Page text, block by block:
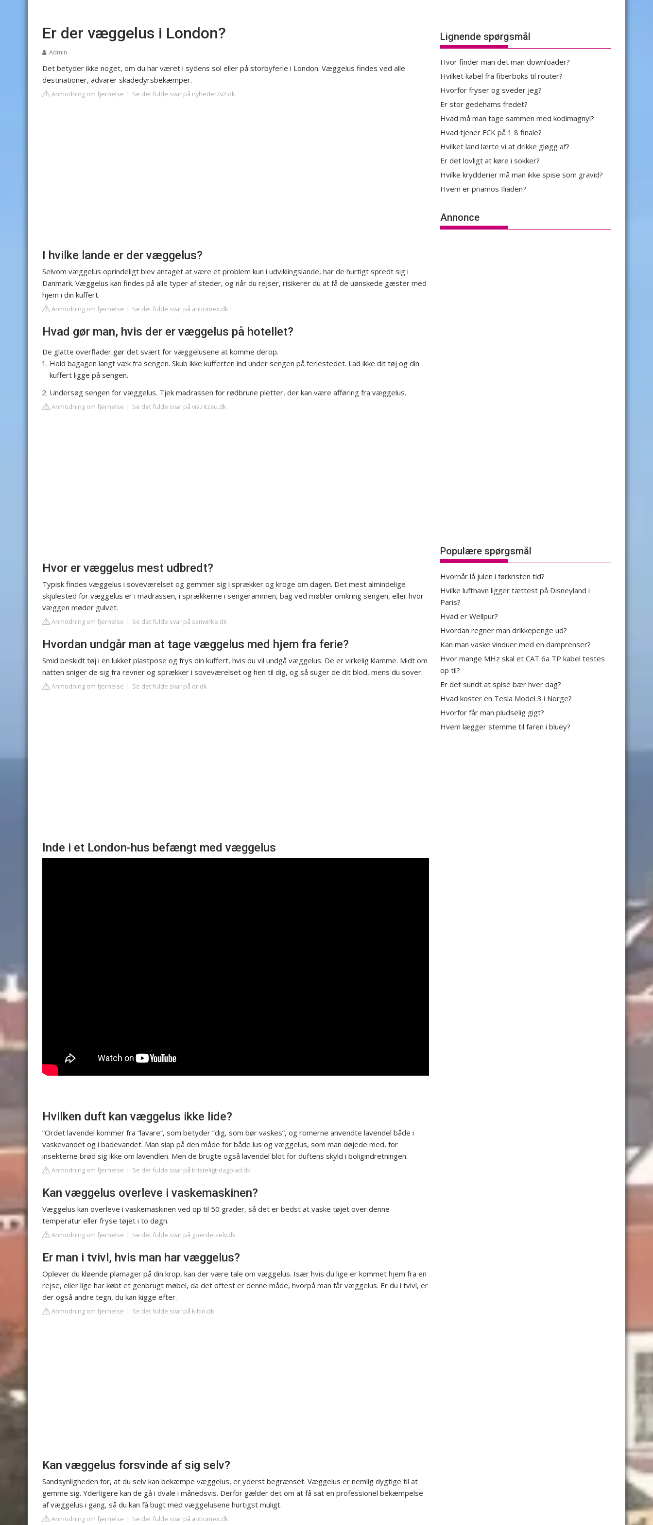
Er der væggelus i London?
Admin
Det betyder ikke noget, om du har været i sydens sol eller på storbyferie i London. Væggelus findes ved alle
destinationer, advarer skadedyrsbekæmper.
Anmodning om fjernelse Se det fulde svar på nyheder.tv2.dk
I hvilke lande er der væggelus?
Selvom væggelus oprindeligt blev antaget at være et problem kun i udviklingslande, har de hurtigt spredt sig i
Danmark. Væggelus kan findes på alle typer af steder, og når du rejser, risikerer du at få de uønskede gæster med
hjem i din kuffert.
Anmodning om fjernelse Se det fulde svar på anticimex.dk
Hvad gør man, hvis der er væggelus på hotellet?
De glatte overflader gør det svært for væggelusene at komme derop.
Hold bagagen langt væk fra sengen. Skub ikke kufferten ind under sengen på feriestedet. Lad ikke dit tøj og din
kuffert ligge på sengen.
Undersøg sengen for væggelus. Tjek madrassen for rødbrune pletter, der kan være afføring fra væggelus.
Anmodning om fjernelse Se det fulde svar på via.ritzau.dk
Hvor er væggelus mest udbredt?
Typisk findes væggelus i soveværelset og gemmer sig i sprækker og kroge om dagen. Det mest almindelige
skjulested for væggelus er i madrassen, i sprækkerne i sengerammen, bag ved møbler omkring sengen, eller hvor
væggen møder gulvet.
Anmodning om fjernelse Se det fulde svar på samvirke.dk
Hvordan undgår man at tage væggelus med hjem fra ferie?
Smid beskidt tøj i en lukket plastpose og frys din kuffert, hvis du vil undgå væggelus. De er virkelig klamme. Midt om
natten sniger de sig fra revner og sprækker i soveværelset og hen til dig, og så suger de dit blod, mens du sover.
Anmodning om fjernelse Se det fulde svar på dr.dk
Inde i et London-hus befængt med væggelus
Hvilken duft kan væggelus ikke lide?
”Ordet lavendel kommer fra ”lavare”, som betyder ”dig, som bør vaskes”, og romerne anvendte lavendel både i
vaskevandet og i badevandet. Man slap på den måde for både lus og væggelus, som man døjede med, for
insekterne brød sig ikke om lavendlen. Men de brugte også lavendel blot for duftens skyld i boligindretningen.
Anmodning om fjernelse Se det fulde svar på kristeligt-dagblad.dk
Kan væggelus overleve i vaskemaskinen?
Væggelus kan overleve i vaskemaskinen ved op til 50 grader, så det er bedst at vaske tøjet over denne
temperatur eller fryse tøjet i to døgn.
Anmodning om fjernelse Se det fulde svar på goerdetselv.dk
Er man i tvivl, hvis man har væggelus?
Oplever du kløende plamager på din krop, kan der være tale om væggelus. Især hvis du lige er kommet hjem fra en
rejse, eller lige har købt et genbrugt møbel, da det oftest er denne måde, hvorpå man får væggelus. Er du i tvivl, er
der også andre tegn, du kan kigge efter.
Anmodning om fjernelse Se det fulde svar på kiltin.dk
Kan væggelus forsvinde af sig selv?
Sandsynligheden for, at du selv kan bekæmpe væggelus, er yderst begrænset. Væggelus er nemlig dygtige til at
gemme sig. Yderligere kan de gå i dvale i månedsvis. Derfor gælder det om at få sat en professionel bekæmpelse
af væggelus i gang, så du kan få bugt med væggelusene hurtigst muligt.
Anmodning om fjernelse Se det fulde svar på anticimex.dk
Lignende spørgsmål
Hvor finder man det man downloader?
Hvilket kabel fra fiberboks til router?
Hvorfor fryser og sveder jeg?
Er stor gedehams fredet?
Hvad må man tage sammen med kodimagnyl?
Hvad tjener FCK på 1 8 finale?
Hvilket land lærte vi at drikke gløgg af?
Er det lovligt at køre i sokker?
Hvilke krydderier må man ikke spise som gravid?
Hvem er priamos Iliaden?
Annonce
Populære spørgsmål
Hvornår lå julen i førkristen tid?
Hvilke lufthavn ligger tættest på Disneyland i
Paris?
Hvad er Wellpur?
Hvordan regner man drikkepenge ud?
Kan man vaske vinduer med en damprenser?
Hvor mange MHz skal et CAT 6a TP kabel testes
op til?
Er det sundt at spise bær hver dag?
Hvad koster en Tesla Model 3 i Norge?
Hvorfor får man pludselig gigt?
Hvem lægger stemme til faren i bluey?